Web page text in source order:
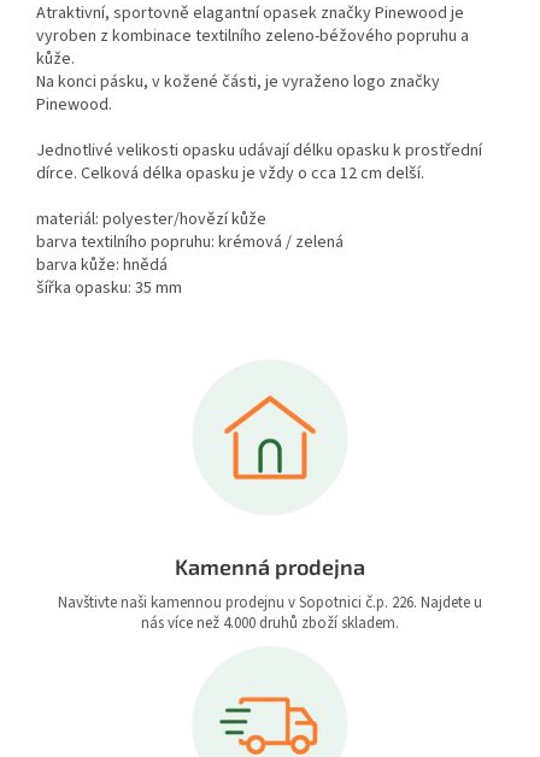
Atraktivní, sportovně elagantní opasek značky Pinewood je
vyroben z kombinace textilního zeleno-béžového popruhu a
kůže.
Na konci pásku, v kožené části, je vyraženo logo značky
Pinewood.
Jednotlivé velikosti opasku udávají délku opasku k prostřední
dírce. Celková délka opasku je vždy o cca 12 cm delší.
materiál: polyester/hovězí kůže
barva textilního popruhu: krémová / zelená
barva kůže: hnědá
šířka opasku: 35 mm
Kamenná prodejna
Navštivte naši kamennou prodejnu v Sopotnici č.p. 226. Najdete u
nás více než 4.000 druhů zboží skladem.